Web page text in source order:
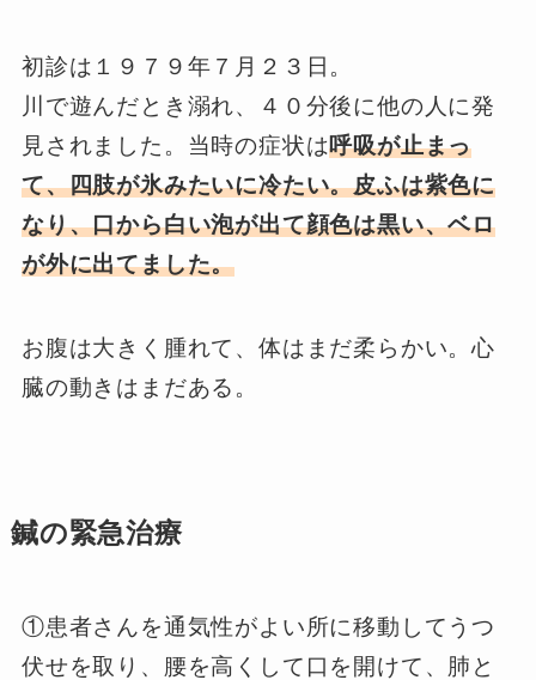
初診は１９７９年７月２３日。
川で遊んだとき溺れ、４０分後に他の人に発
見されました。当時の症状は呼吸が止まっ
て、四肢が氷みたいに冷たい。皮ふは紫色に
なり、口から白い泡が出て顔色は黒い、ベロ
が外に出てました。
お腹は大きく腫れて、体はまだ柔らかい。心
臓の動きはまだある。
鍼の緊急治療
①患者さんを通気性がよい所に移動してうつ
伏せを取り、腰を高くして口を開けて、肺と